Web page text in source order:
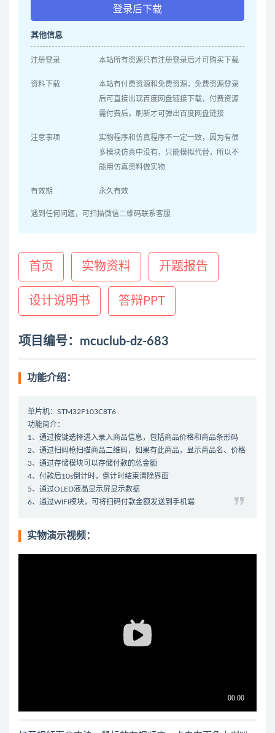
登录后下载
其他信息
注册登录 本站所有资源只有注册登录后才可购买下载
资料下载
本站有付费资源和免费资源，免费资源登录
后可直接出现百度网盘链接下载，付费资源
需付费后，刷新才可弹出百度网盘链接
注意事项
实物程序和仿真程序不一定一致，因为有很
多模块仿真中没有，只能模拟代替，所以不
能用仿真资料做实物
有效期 永久有效
遇到任何问题，可扫描微信二维码联系客服
首页 实物资料 开题报告
设计说明书 答辩PPT
项目编号：mcuclub-dz-683
功能介绍：
单片机：STM32F103C8T6
功能简介：
1、通过按键选择进入录入商品信息，包括商品价格和商品条形码
2、通过扫码枪扫描商品二维码，如果有此商品，显示商品名、价格
3、通过存储模块可以存储付款的总金额
4、付款后10s倒计时，倒计时结束清除界面
5、通过OLED液晶显示屏显示数据
6、通过WIFI模块，可将扫码付款金额发送到手机端
实物演示视频：